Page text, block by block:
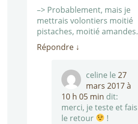
–> Probablement, mais je
mettrais volontiers moitié
pistaches, moitié amandes.
Répondre ↓
celine le 27
mars 2017 à
10 h 05 min dit:
merci, je teste et fais
le retour
!